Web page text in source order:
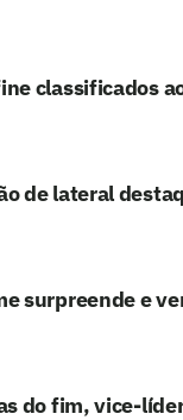
classificados
de lateral
surpreende e
do fim, vice-